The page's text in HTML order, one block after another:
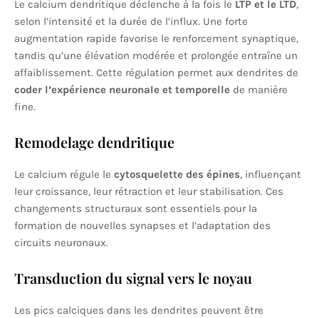
Le calcium dendritique déclenche à la fois le LTP et le LTD,
selon l’intensité et la durée de l’influx. Une forte
augmentation rapide favorise le renforcement synaptique,
tandis qu’une élévation modérée et prolongée entraîne un
affaiblissement. Cette régulation permet aux dendrites de
coder l’expérience neuronale et temporelle de manière
fine.
Remodelage dendritique
Le calcium régule le cytosquelette des épines, influençant
leur croissance, leur rétraction et leur stabilisation. Ces
changements structuraux sont essentiels pour la
formation de nouvelles synapses et l’adaptation des
circuits neuronaux.
Transduction du signal vers le noyau
Les pics calciques dans les dendrites peuvent être